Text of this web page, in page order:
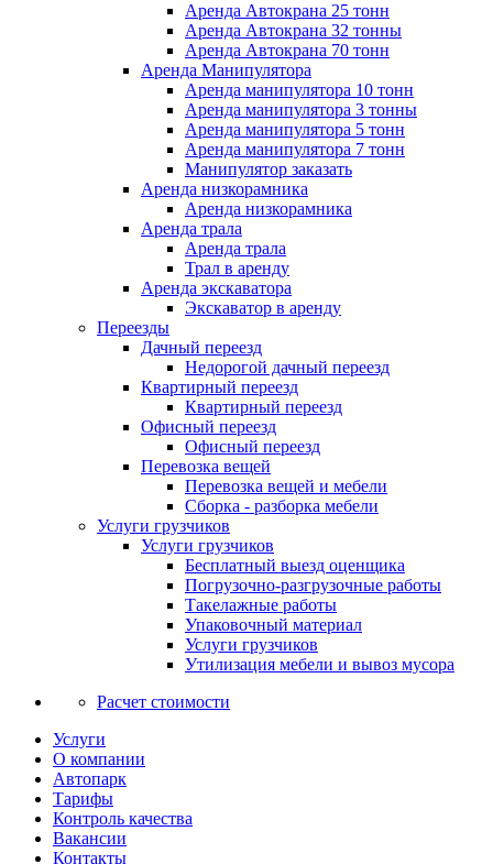
Аренда Автокрана 25 тонн
Аренда Автокрана 32 тонны
Аренда Автокрана 70 тонн
Аренда Манипулятора
Аренда манипулятора 10 тонн
Аренда манипулятора 3 тонны
Аренда манипулятора 5 тонн
Аренда манипулятора 7 тонн
Манипулятор заказать
Аренда низкорамника
Аренда низкорамника
Аренда трала
Аренда трала
Трал в аренду
Аренда экскаватора
Экскаватор в аренду
Переезды
Дачный переезд
Недорогой дачный переезд
Квартирный переезд
Квартирный переезд
Офисный переезд
Офисный переезд
Перевозка вещей
Перевозка вещей и мебели
Сборка - разборка мебели
Услуги грузчиков
Услуги грузчиков
Бесплатный выезд оценщика
Погрузочно-разгрузочные работы
Такелажные работы
Упаковочный материал
Услуги грузчиков
Утилизация мебели и вывоз мусора
Расчет стоимости
Услуги
О компании
Автопарк
Тарифы
Контроль качества
Вакансии
Контакты